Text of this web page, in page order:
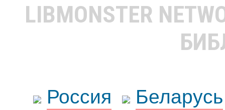
LIBMONSTER
Россия
Беларусь